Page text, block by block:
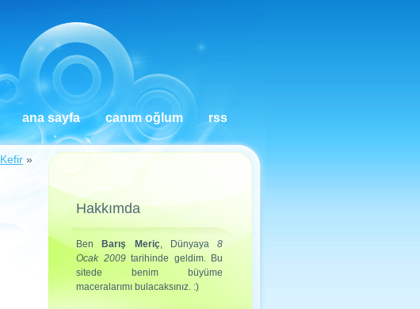
ana sayfa canım oğlum rss
Kefir »
Hakkımda
Ben Barış Meriç, Dünyaya 8
Ocak 2009tarihinde geldim. Bu
sitede benim büyüme
maceralarımı bulacaksınız. :)